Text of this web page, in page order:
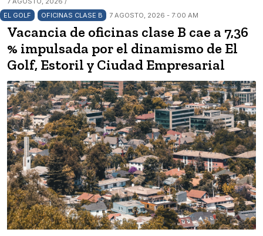
EL GOLF
OFICINAS CLASE B 7 AGOSTO, 2026 - 7:00 AM
Vacancia de oficinas clase B cae a 7,36
% impulsada por el dinamismo de El
Golf, Estoril y Ciudad Empresarial